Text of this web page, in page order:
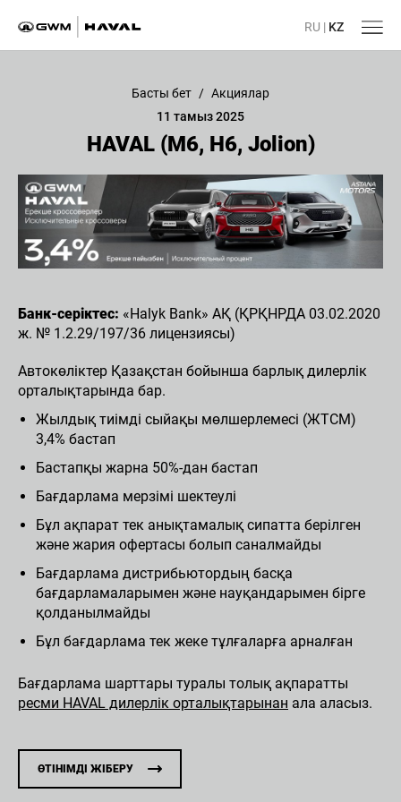
RU | KZ
Басты бет / Акциялар
11 тамыз 2025
HAVAL (M6, H6, Jolion)
Банк-серіктес: «Halyk Bank» АҚ (ҚРҚНРДА 03.02.2020
ж. № 1.2.29/197/36 лицензиясы)
Автокөліктер Қазақстан бойынша барлық дилерлік
орталықтарында бар.
Жылдық тиімді сыйақы мөлшерлемесі (ЖТСМ)
3,4% бастап
Бастапқы жарна 50%-дан бастап
Бағдарлама мерзімі шектеулі
Бұл ақпарат тек анықтамалық сипатта берілген
және жария офертасы болып саналмайды
Бағдарлама дистрибьютордың басқа
бағдарламаларымен және науқандарымен бірге
қолданылмайды
Бұл бағдарлама тек жеке тұлғаларға арналған
Бағдарлама шарттары туралы толық ақпаратты
ресми HAVAL дилерлік орталықтарынан ала аласыз.
ӨТІНІМДІ ЖІБЕРУ